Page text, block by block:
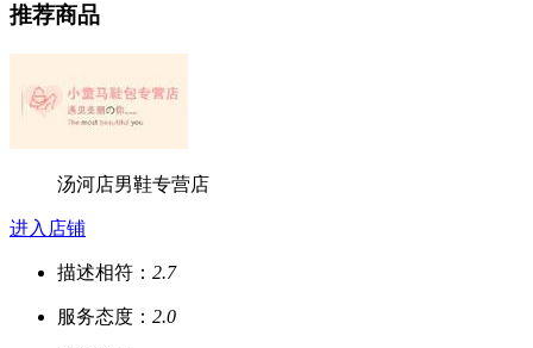
推荐商品
汤河店男鞋专营店
进入店铺
描述相符： 2.7
服务态度： 2.0